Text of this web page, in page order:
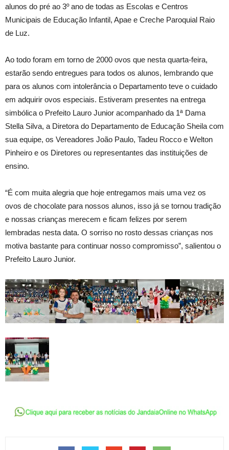
alunos do pré ao 3º ano de todas as Escolas e Centros
Municipais de Educação Infantil, Apae e Creche Paroquial Raio
de Luz.
Ao todo foram em torno de 2000 ovos que nesta quarta-feira,
estarão sendo entregues para todos os alunos, lembrando que
para os alunos com intolerância o Departamento teve o cuidado
em adquirir ovos especiais. Estiveram presentes na entrega
simbólica o Prefeito Lauro Junior acompanhado da 1ª Dama
Stella Silva, a Diretora do Departamento de Educação Sheila com
sua equipe, os Vereadores João Paulo, Tadeu Rocco e Welton
Pinheiro e os Diretores ou representantes das instituições de
ensino.
“É com muita alegria que hoje entregamos mais uma vez os
ovos de chocolate para nossos alunos, isso já se tornou tradição
e nossas crianças merecem e ficam felizes por serem
lembradas nesta data. O sorriso no rosto dessas crianças nos
motiva bastante para continuar nosso compromisso”, salientou o
Prefeito Lauro Junior.